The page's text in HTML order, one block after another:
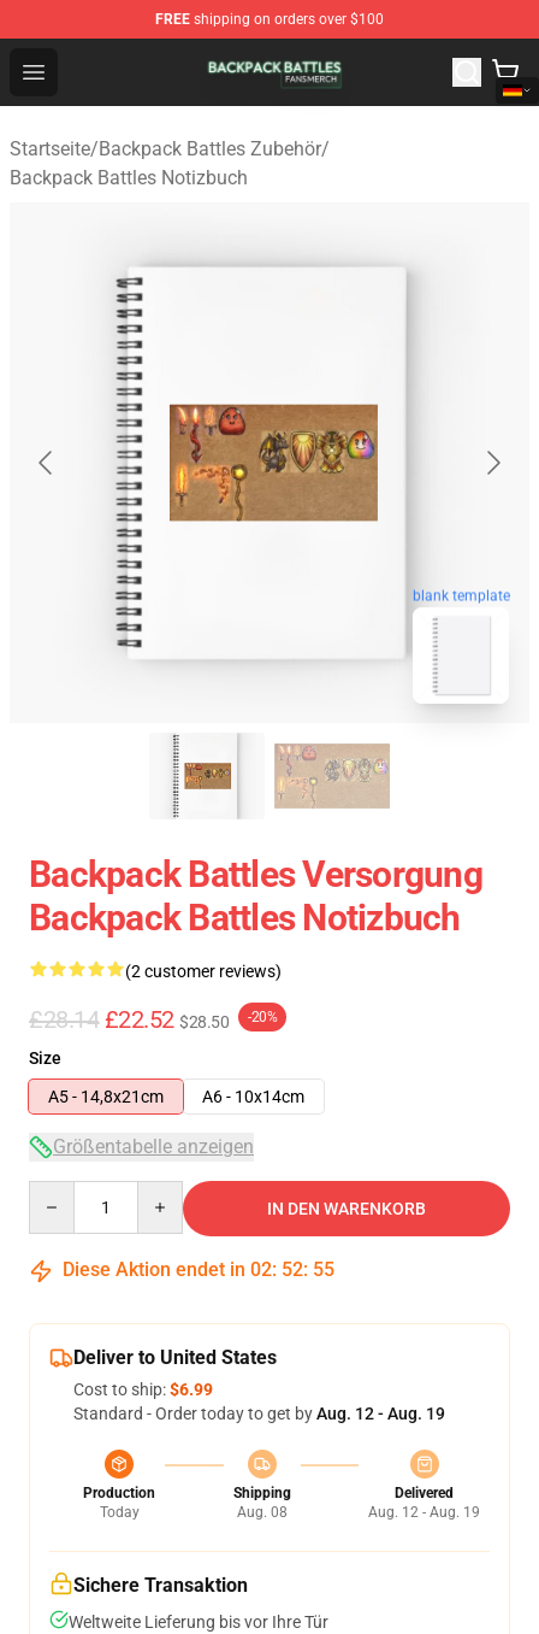
FREE shipping on orders over $100
Open menu
Backpack Battles Shop - Official Backpack Battles
Startseite/Backpack Battles Zubehör/
Backpack Battles Notizbuch
blank template
Backpack Battles Versorgung
Backpack Battles Notizbuch
(2 customer reviews)
£28.14 £22.52 $28.50 -20%
Size
A5 - 14,8x21cm
A6 - 10x14cm
Größentabelle anzeigen
IN DEN WARENKORB
Diese Aktion endet in 02: 52: 54
Deliver to United States
Cost to ship:$6.99
Standard - Order today to get byAug. 12 - Aug. 19
Production
Today
Shipping
Aug. 08
Delivered
Aug. 12 - Aug. 19
Sichere Transaktion
Weltweite Lieferung bis vor Ihre Tür